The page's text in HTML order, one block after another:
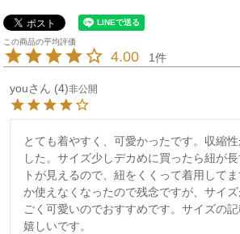
4.00 1
you 4 非公開
とても着やすく、可愛かったです。収縮
した。サイズ少しデカめに買ったら紐が
トが見えるので、紐をくくって着用して
か使えなくなったので残念ですが、サイ
ごく可愛いのでおすすめです。サイズの
嬉しいです。